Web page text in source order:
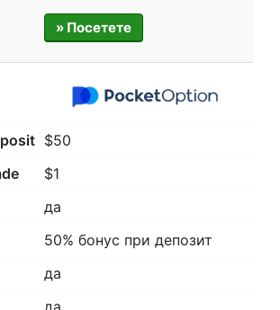
» Посетете
$50
$1
да
50% бонус при депозит
да